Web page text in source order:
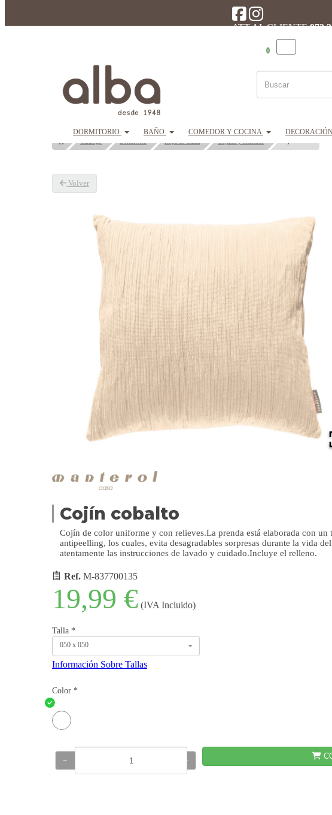
ATT AL CLIENTE973
0
DORMITORIO BAÑO COMEDOR Y COCINA
Volver
Cojín cobalto
Cojín de color uniforme y con relieves.La prenda está elaborada con
antipeelling, los cuales, evita desagradables sorpresas durante la vida
atentamente las instrucciones de lavado y cuidado.Incluye el relleno.
Ref. M-837700135
19,99 € (IVA Incluido)
Talla *
050 x 050
Información Sobre Tallas
Color *
− +